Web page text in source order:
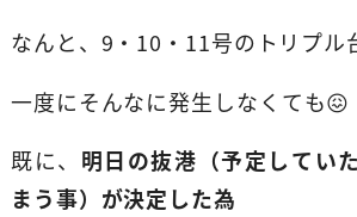
なんと、9・10・11号のトリプル
一度にそんなに発生しなくても😖
既に、 明日の抜港（予定してい
まう事）が決定した為